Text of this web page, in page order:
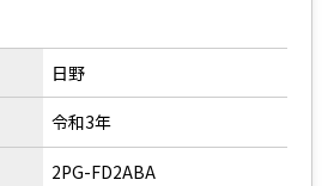
日野
令和3年
2PG-FD2ABA